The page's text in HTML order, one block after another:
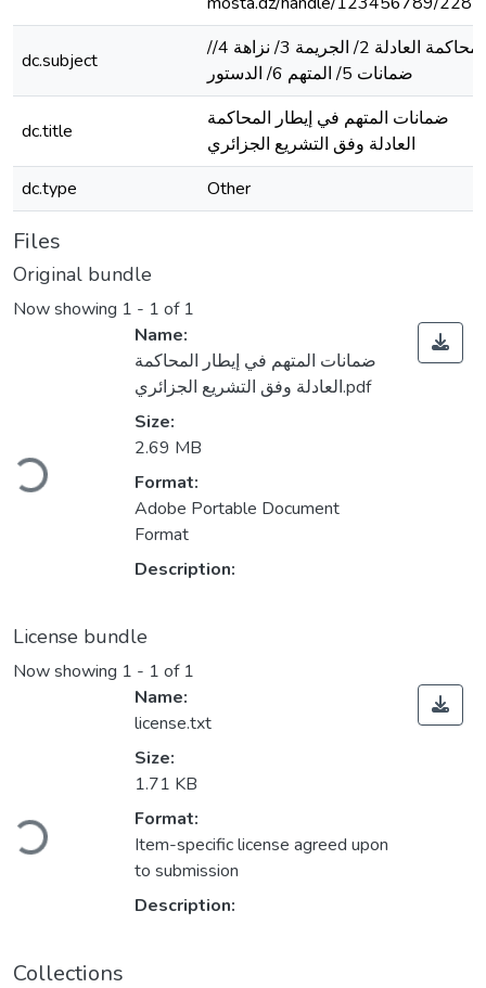
dc.subject
/المحاكمة العادلة 2/ الجريمة 3/ نزاهة 4/
ضمانات 5/ المتهم 6/ الدستور
dc.title
ضمانات المتهم في إيطار المحاكمة
العادلة وفق التشريع الجزائري
dc.type
Other
Files
Original bundle
Now showing 1 - 1 of 1
Name:
ضمانات المتهم في إيطار المحاكمة
العادلة وفق التشريع الجزائري.pdf
Size:
2.69 MB
Format:
Adobe Portable Document
Format
Description:
License bundle
Now showing 1 - 1 of 1
Name:
license.txt
Size:
1.71 KB
Format:
Item-specific license agreed upon
to submission
Description:
Collections